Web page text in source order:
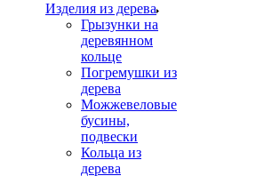
Изделия из дерева
Грызунки на
деревянном
кольце
Погремушки из
дерева
Можжевеловые
бусины,
подвески
Кольца из
дерева